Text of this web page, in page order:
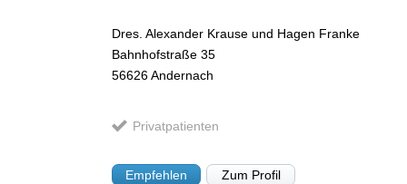
Dres. Alexander Krause und Hagen Franke
Bahnhofstraße 35
56626Andernach
Privatpatienten
Empfehlen Zum Profil